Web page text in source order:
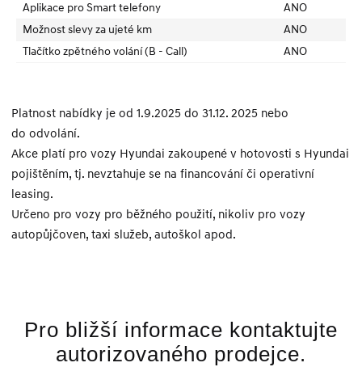
Aplikace pro Smart telefony
ANO
Možnost slevy za ujeté km
ANO
Tlačítko zpětného volání (B - Call)
ANO
Platnost nabídky je od 1.9.2025 do 31.12. 2025 nebo
do odvolání.
Akce platí pro vozy Hyundai zakoupené v hotovosti s Hyundai
pojištěním, tj. nevztahuje se na financování či operativní
leasing.
Určeno pro vozy pro běžného použití, nikoliv pro vozy
autopůjčoven, taxi služeb, autoškol apod.
Pro bližší informace kontaktujte
autorizovaného prodejce.